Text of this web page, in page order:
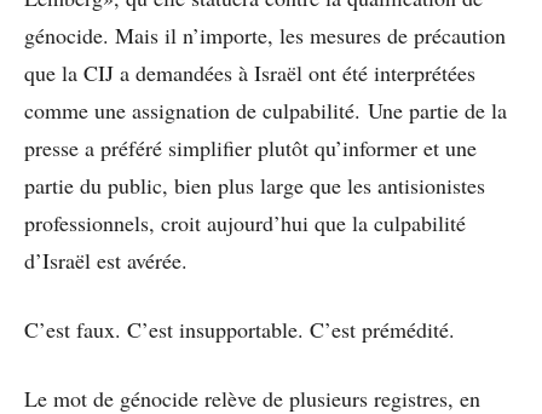
génocide. Mais il n’importe, les mesures de précaution
que la CIJ a demandées à Israël ont été interprétées
comme une assignation de culpabilité. Une partie de la
presse a préféré simplifier plutôt qu’informer et une
partie du public, bien plus large que les antisionistes
professionnels, croit aujourd’hui que la culpabilité
d’Israël est avérée.
C’est faux. C’est insupportable. C’est prémédité.
Le mot de génocide relève de plusieurs registres, en